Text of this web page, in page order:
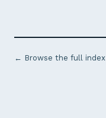
← Browse the full index